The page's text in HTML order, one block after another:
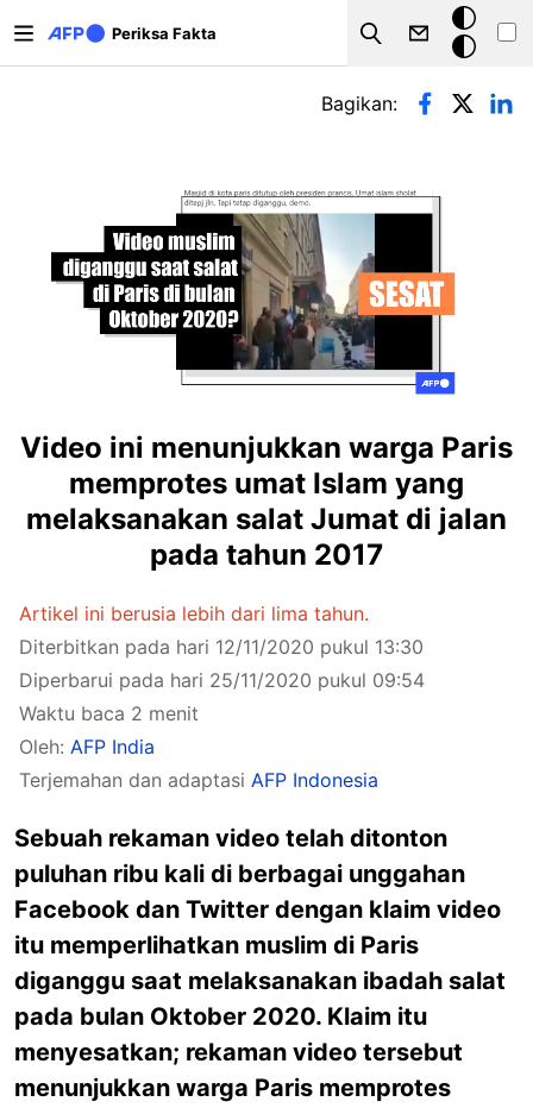
Periksa Fakta
Search
Mode
gelap
Tab primer
Bagikan:
Video ini menunjukkan warga Paris
memprotes umat Islam yang
melaksanakan salat Jumat di jalan
pada tahun 2017
Artikel ini berusia lebih dari lima tahun.
Diterbitkan pada hari 12/11/2020 pukul 13:30
Diperbarui pada hari 25/11/2020 pukul 09:54
Waktu baca 2 menit
Oleh: AFP India
Terjemahan dan adaptasi AFP Indonesia
Sebuah rekaman video telah ditonton
puluhan ribu kali di berbagai unggahan
Facebook dan Twitter dengan klaim video
itu memperlihatkan muslim di Paris
diganggu saat melaksanakan ibadah salat
pada bulan Oktober 2020. Klaim itu
menyesatkan; rekaman video tersebut
menunjukkan warga Paris memprotes